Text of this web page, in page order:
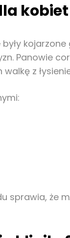
kobiet
Panowie
z
sprawia, że